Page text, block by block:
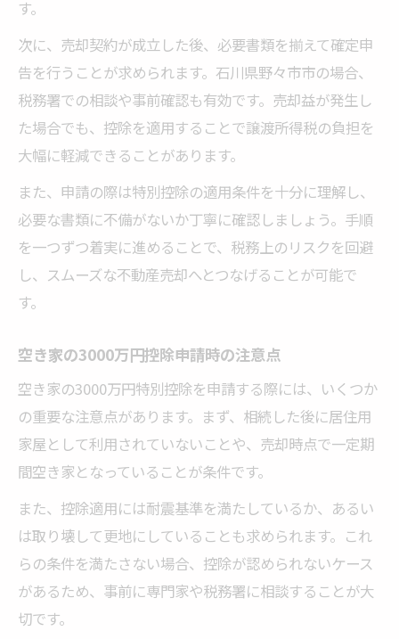
す。
次に、売却契約が成立した後、必要書類を揃えて確定申
告を行うことが求められます。石川県野々市市の場合、
税務署での相談や事前確認も有効です。売却益が発生し
た場合でも、控除を適用することで譲渡所得税の負担を
大幅に軽減できることがあります。
また、申請の際は特別控除の適用条件を十分に理解し、
必要な書類に不備がないか丁寧に確認しましょう。手順
を一つずつ着実に進めることで、税務上のリスクを回避
し、スムーズな不動産売却へとつなげることが可能で
す。
空き家の3000万円控除申請時の注意点
空き家の3000万円特別控除を申請する際には、いくつか
の重要な注意点があります。まず、相続した後に居住用
家屋として利用されていないことや、売却時点で一定期
間空き家となっていることが条件です。
また、控除適用には耐震基準を満たしているか、あるい
は取り壊して更地にしていることも求められます。これ
らの条件を満たさない場合、控除が認められないケース
があるため、事前に専門家や税務署に相談することが大
切です。